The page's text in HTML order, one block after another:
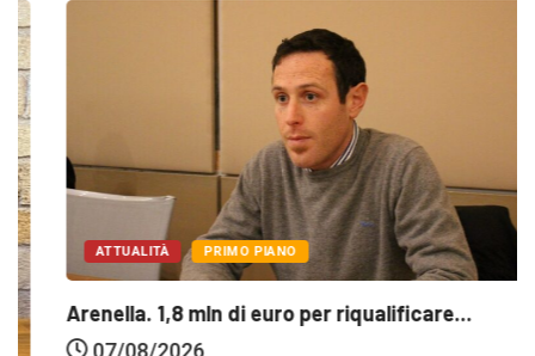
ATTUALITÀ PRIMO PIANO
Arenella. 1,8 mln di euro per riqualificare...
07/08/2026